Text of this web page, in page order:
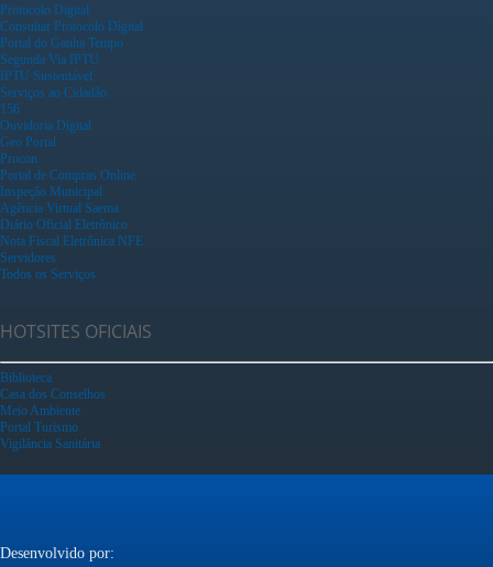
Protocolo Digital
Consultar Protocolo Digital
Portal do Ganha Tempo
Segunda Via IPTU
IPTU Sustentável
Serviços ao Cidadão
156
Ouvidoria Digital
Geo Portal
Procon
Portal de Compras Online
Inspeção Municipal
Agência Virtual Saema
Diário Oficial Eletrônico
Nota Fiscal Eletrônica NFE
Servidores
Todos os Serviços
HOTSITES OFICIAIS
Biblioteca
Casa dos Conselhos
Meio Ambiente
Portal Turismo
Vigilância Sanitária
Desenvolvido por: